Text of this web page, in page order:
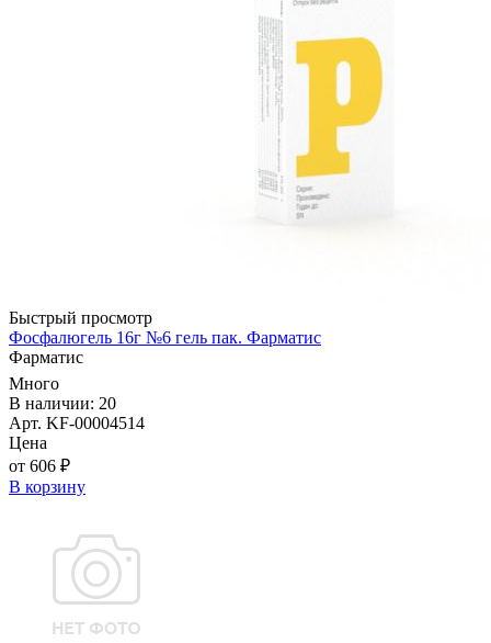
Быстрый просмотр
Фосфалюгель 16г №6 гель пак. Фарматис
Фарматис
Много
В наличии: 20
Арт. KF-00004514
Цена
от 606 ₽
В корзину